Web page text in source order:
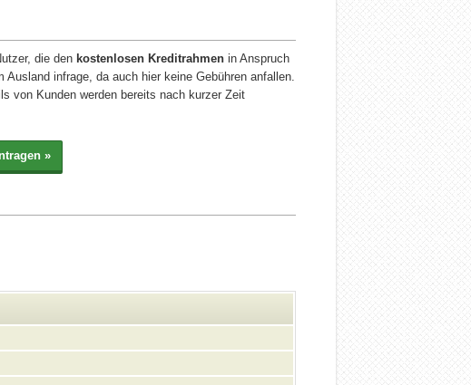
die den kostenlosen Kreditrahmenin Anspruch
infrage, da auch hier keine Gebühren anfallen.
von Kunden werden bereits nach kurzer Zeit